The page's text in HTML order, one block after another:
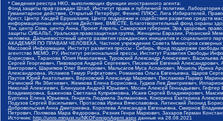
* Сведения реестра НКО, выполняющих функции иностранного агента:
Фонд защиты прав граждан Штаб, Институт права и публичной политики,
Гуманитарное действие, Открытый Петербург, Феникс ПЛЮС, Лига Избирателей,
Крест, Центр Хасдей Ерушалаим, Центр поддержки и содействия развитию средств
информационных инициатив Действие, ВМЕСТЕ, Благотворительный фонд охраны
Так, центр Сова, центр Анна, Проект Апрель, Самарская губерния, Эра здоровья,
защиты СИБАЛЬТ, Уральская правозащитная группа, Женщины Евразии, Рязанский
человека, Дальневосточный центр развития гражданских инициатив и социального
АКАДЕМИЯ ПО ПРАВАМ ЧЕЛОВЕКА, Частное учреждение Совета Министров северных
Массовой Информации, Институт развития прессы - Сибирь, Фонд поддержки
агентство МЕМО. РУ, Институт региональной прессы, Институт Развития Свободы
Борисовна, Таранова Юлия Николаевна, Туровский Александр Алексеевич,
Сергей Георгиевич, Пивоваров Андрей Сергеевич, Писемский Евгений
Викторович, Шарипков Олег Викторович, Мальсагов Муса Асланович, Мошель Ирина
Александровна, Исламов Тимур Рифгатович, Романова Ольга Евгеньевна, Щаров
Паутов Юрий Анатольевич, Верховский Александр Маркович, Пислакова-Паркер
Рачинский Ян Збигневич, Жемкова Елена Борисовна, Гудков Лев Дмитриевич,
Николай Алексеевич, Блинушов Андрей Юрьевич, Мосин Алексей Геннадьевич,
Владимировна, Баженова Светлана Куприяновна, Исаев Сергей Владимирович,
Буртина Елена Юрьевна, Гендель Людмила Залмановна, Кокорина Екатерина
Подузов Сергей Васильевич, Протасова Ирина Вячеславовна, Литинский Леонид
Добровольская Анна Дмитриевна, Королева Александра Евгеньевна, Смирнов
Петрович, Полякова Мара Федоровна, Резник Генри Маркович, Захаров Герман
Источник: http://unro.minjust.ru/NKOForeignAgent.aspx данные на 28.08.2021